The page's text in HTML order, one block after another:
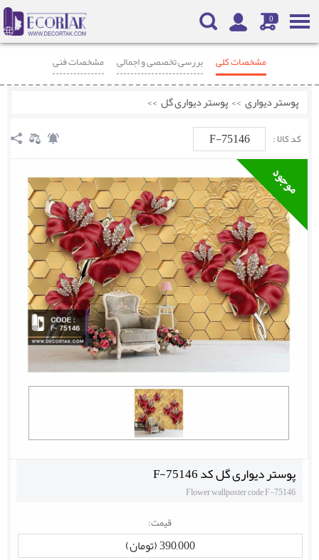
0
مشخصات کلی بررسی تخصصی و اجمالی
مشخصات فنی
محصولات مرتبط
پوستر دیواری >> پوستر دیواری گل >>
کد کالا : F-75146
پوستر دیواری گل کد F-75146
Flower wallposter code F-75146
قیمت:
390,000 (تومان)